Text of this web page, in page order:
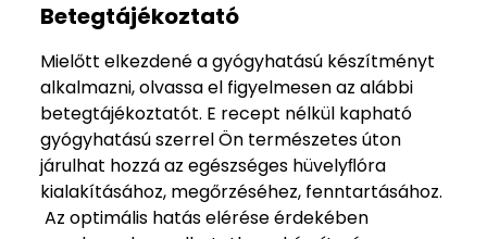
Betegtájékoztató
Mielőtt elkezdené a gyógyhatású készítményt
alkalmazni, olvassa el figyelmesen az alábbi
betegtájékoztatót. E recept nélkül kapható
gyógyhatású szerrel Ön természetes úton
járulhat hozzá az egészséges hüvelyﬂóra
kialakításához, megőrzéséhez, fenntartásához.
Az optimális hatás elérése érdekében